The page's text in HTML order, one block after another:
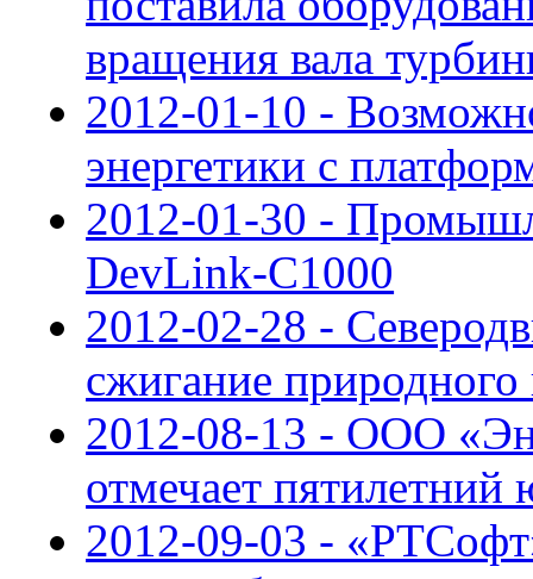
вращения вала
2012-01-10 -
энергетики с
2012-01-30 -
DevLink-C1000
2012-02-28 -
сжигание природного
2012-08-13 - ООО
отмечает пятилетний
2012-09-03 -